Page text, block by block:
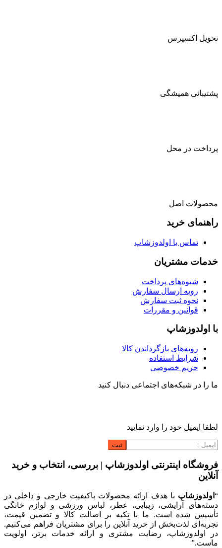
تحویل اکسپرس
پشتیبانی همیشگی
پرداخت در محل
محصولات اصل
راهنمای خرید
تماس با اولدوزشاپ
خدمات مشتریان
شیوه‌های پرداخت
رویه ارسال سفارش
نحوه ثبت سفارش
قوانین و مقررات
با اولدوزشاپ
رویه‌های بازگرداندن کالا
شرایط استفاده
حریم خصوصی
ما را در شبکه‌های اجتماعی دنبال کنید
لطفا ایمیل خود را وارد نمایید
فروشگاه اینترنتی اولدوزشاپ | بررسی، انتخاب و خرید
آنلاین
“ اولدوزشاپ با هدف ارائه محصولات باکیفیت خارجی و داخلی در
دسته‌های آرایشی، زیبایی، عطر، لباس ورزشی و لوازم خانگی
تأسیس شده است. ما با تکیه بر اصالت کالا و تضمین قیمت،
تجربه‌ای لذت‌بخش از خرید آنلاین را برای مشتریان فراهم می‌کنیم.
در اولدوزشاپ، رضایت مشتری و ارائه خدمات برتر، اولویت
ماست.”